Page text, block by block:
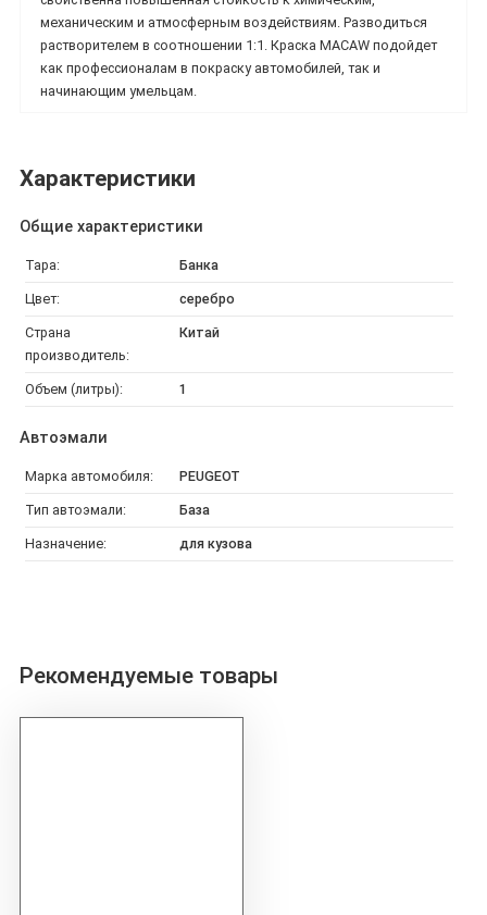
механическим и атмосферным воздействиям. Разводиться
растворителем в соотношении 1:1. Краска MACAW подойдет
как профессионалам в покраску автомобилей, так и
начинающим умельцам.
Характеристики
Общие характеристики
Тара: Банка
Цвет: серебро
Страна
производитель:
Китай
Объем (литры): 1
Автоэмали
Марка автомобиля: PEUGEOT
Тип автоэмали: База
Назначение: для кузова
Рекомендуемые товары